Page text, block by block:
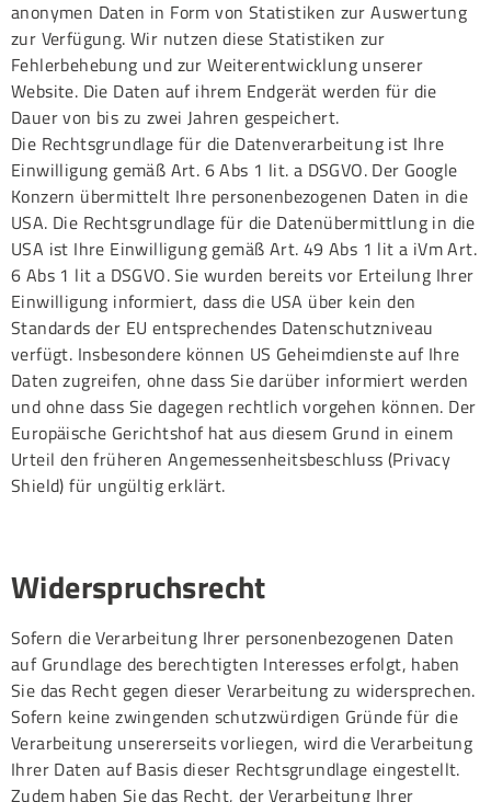
anonymen Daten in Form von Statistiken zur Auswertung
zur Verfügung. Wir nutzen diese Statistiken zur
Fehlerbehebung und zur Weiterentwicklung unserer
Website. Die Daten auf ihrem Endgerät werden für die
Dauer von bis zu zwei Jahren gespeichert.
Die Rechtsgrundlage für die Datenverarbeitung ist Ihre
Einwilligung gemäß Art. 6 Abs 1 lit. a DSGVO. Der Google
Konzern übermittelt Ihre personenbezogenen Daten in die
USA. Die Rechtsgrundlage für die Datenübermittlung in die
USA ist Ihre Einwilligung gemäß Art. 49 Abs 1 lit a iVm Art.
6 Abs 1 lit a DSGVO. Sie wurden bereits vor Erteilung Ihrer
Einwilligung informiert, dass die USA über kein den
Standards der EU entsprechendes Datenschutzniveau
verfügt. Insbesondere können US Geheimdienste auf Ihre
Daten zugreifen, ohne dass Sie darüber informiert werden
und ohne dass Sie dagegen rechtlich vorgehen können. Der
Europäische Gerichtshof hat aus diesem Grund in einem
Urteil den früheren Angemessenheitsbeschluss (Privacy
Shield) für ungültig erklärt.
Widerspruchsrecht
Sofern die Verarbeitung Ihrer personenbezogenen Daten
auf Grundlage des berechtigten Interesses erfolgt, haben
Sie das Recht gegen dieser Verarbeitung zu widersprechen.
Sofern keine zwingenden schutzwürdigen Gründe für die
Verarbeitung unsererseits vorliegen, wird die Verarbeitung
Ihrer Daten auf Basis dieser Rechtsgrundlage eingestellt.
Zudem haben Sie das Recht, der Verarbeitung Ihrer